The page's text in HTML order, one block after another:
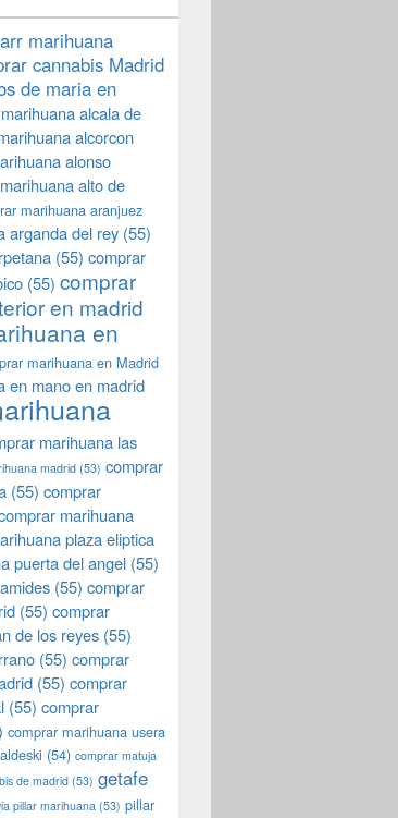
marihuana
cannabis Madrid
de maria en
alcala de
alcorcon
alonso
alto de
marihuana aranjuez
arganda del rey (55)
(55) comprar
(55) comprar
en madrid
en
marihuana en Madrid
en mano en madrid
marihuana las
madrid(53) comprar
(55) comprar
marihuana
plaza eliptica
puerta del angel (55)
(55) comprar
(55) comprar
de los reyes (55)
(55) comprar
(55) comprar
(55) comprar
comprar marihuana usera
(54) comprar matuja
de madrid(53) getafe
pillar marihuana (53) pillar